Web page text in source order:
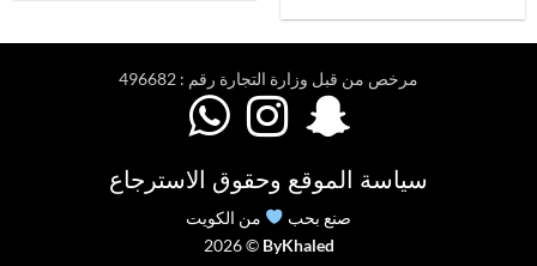
مرخص من قبل وزارة التجارة رقم : 496682
  
سياسة الموقع وحقوق الاسترجاع
صنع بحب
من الكويت
2026 © ByKhaled